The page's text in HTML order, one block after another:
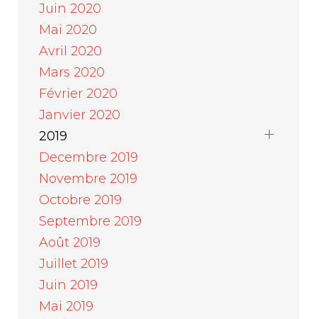
Juin 2020
Mai 2020
Avril 2020
Mars 2020
Février 2020
Janvier 2020
2019
Decembre 2019
Novembre 2019
Octobre 2019
Septembre 2019
Août 2019
Juillet 2019
Juin 2019
Mai 2019